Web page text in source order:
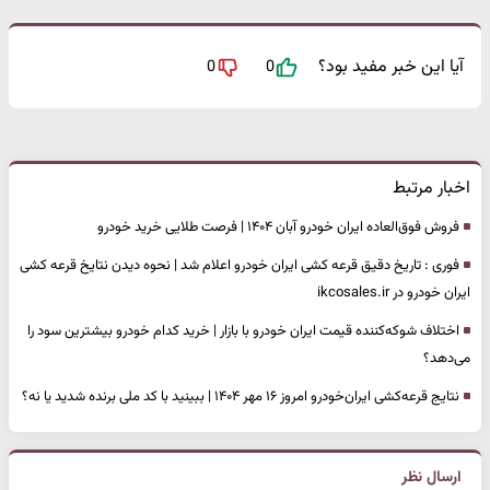
آیا این خبر مفید بود؟ 0
0
اخبار مرتبط
فروش فوق‌العاده ایران خودرو آبان ۱۴۰۴ | فرصت طلایی خرید خودرو
فوری : تاریخ دقیق قرعه کشی ایران خودرو اعلام شد | نحوه دیدن نتایخ قرعه کشی
ایران خودرو در ikcosales.ir
اختلاف شوکه‌کننده قیمت ایران خودرو با بازار | خرید کدام خودرو بیشترین سود را
می‌دهد؟
نتایج قرعه‌کشی ایران‌خودرو امروز ۱۶ مهر ۱۴۰۴ | ببینید با کد ملی برنده شدید یا نه؟
ارسال نظر